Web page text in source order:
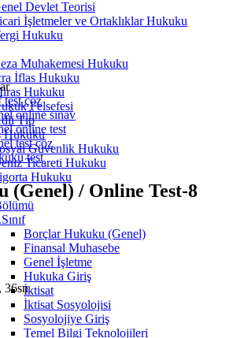
Devlet Teorisi
İşletmeler ve Ortaklıklar Hukuku
Hukuku
Muhakemesi Hukuku
İflas Hukuku
Hukuku
Felsefesi
Tıp
Hukuku
Güvenlik Hukuku
Ticareti Hukuku
Hukuku
Borçlar Hukuku (Genel)
Finansal Muhasebe
Genel İşletme
Hukuka Giriş
İktisat
İktisat Sosyolojisi
Sosyolojiye Giriş
Temel Bilgi Teknolojileri
test çöz
online sınav
online test
test çöz
test
(Genel) / Online Test-8
36sn